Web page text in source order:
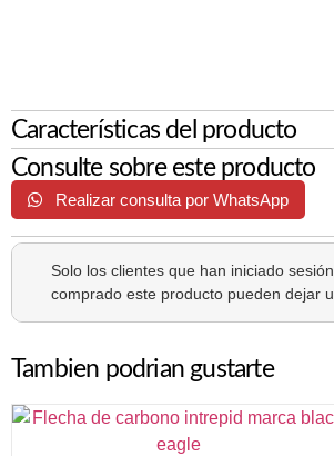
Características del producto
Consulte sobre este producto
Realizar consulta por WhatsApp
Solo los clientes que han iniciado
comprado este producto pueden dejar
Tambien podrian gustarte